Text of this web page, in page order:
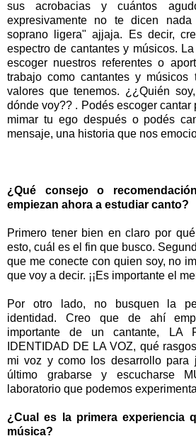
sus acrobacias y cuántos
expresivamente no te dicen
soprano ligera" ajjaja. Es decir,
espectro de cantantes y músicos.
escoger nuestros referentes o
trabajo como cantantes y
valores que tenemos. ¿¿Quién
dónde voy?? . Podés escoger cantar
mimar tu ego después o podés
mensaje, una historia que nos
¿Qué consejo o
empiezan ahora a estudiar canto?
Primero tener bien en claro por
esto, cuál es el fin que busco.
que me conecte con quien soy, no
que voy a decir. ¡¡Es importante el
Por otro lado, no busquen la
identidad. Creo que de ahí
importante de un cantante, LA
IDENTIDAD DE LA VOZ, qué
mi voz y como los desarrollo para
último grabarse y escucharse
laboratorio que podemos
¿Cual es la primera experiencia
música?